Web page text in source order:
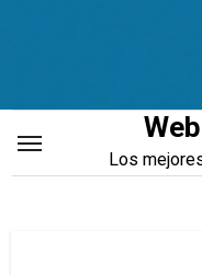
Los